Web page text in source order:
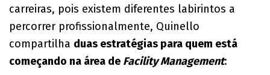
carreiras, pois existem diferentes labirintos a
percorrer profissionalmente, Quinello
compartilha duas estratégias para quem está
começando na área de Facility Management: